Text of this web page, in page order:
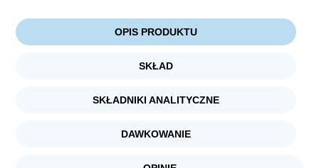
OPIS PRODUKTU
SKŁAD
SKŁADNIKI ANALITYCZNE
DAWKOWANIE